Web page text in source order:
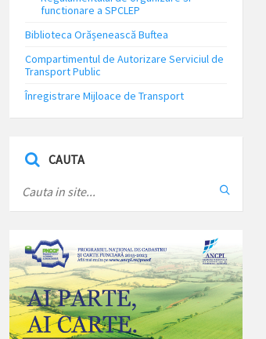
functionare a SPCLEP
Biblioteca Orășenească Buftea
Compartimentul de Autorizare Serviciul de
Transport Public
Înregistrare Mijloace de Transport
CAUTA